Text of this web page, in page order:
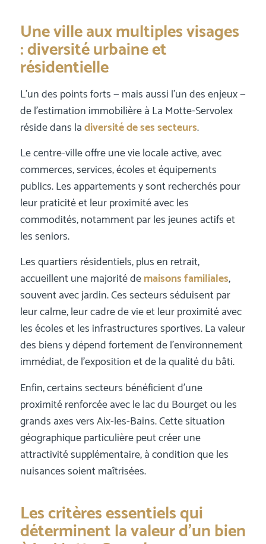
Une ville aux multiples visages
: diversité urbaine et
résidentielle
L’un des points forts — mais aussi l’un des enjeux —
de l’estimation immobilière à La Motte-Servolex
réside dans ladiversité de ses secteurs.
Le centre-ville offre une vie locale active, avec
commerces, services, écoles et équipements
publics. Les appartements y sont recherchés pour
leur praticité et leur proximité avec les
commodités, notamment par les jeunes actifs et
les seniors.
Les quartiers résidentiels, plus en retrait,
accueillent une majorité demaisons familiales,
souvent avec jardin. Ces secteurs séduisent par
leur calme, leur cadre de vie et leur proximité avec
les écoles et les infrastructures sportives. La valeur
des biens y dépend fortement de l’environnement
immédiat, de l’exposition et de la qualité du bâti.
Enfin, certains secteurs bénéficient d’une
proximité renforcée avec le lac du Bourget ou les
grands axes vers Aix-les-Bains. Cette situation
géographique particulière peut créer une
attractivité supplémentaire, à condition que les
nuisances soient maîtrisées.
Les critères essentiels qui
déterminent la valeur d’un bien